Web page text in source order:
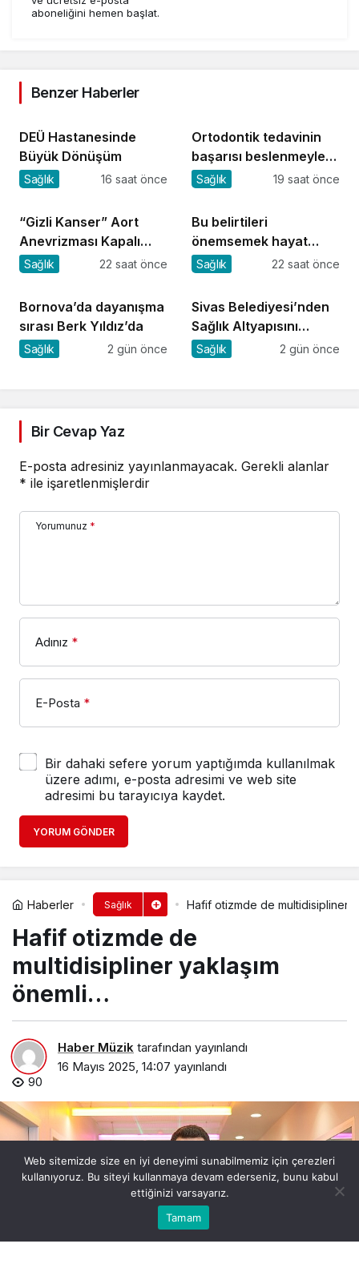
aboneliğini hemen başlat.
Benzer Haberler
DEÜ Hastanesinde
Büyük Dönüşüm
Sağlık 16 saat önce
Ortodontik tedavinin
başarısı beslenmeyle
başlar!
Sağlık 19 saat önce
“Gizli Kanser” Aort
Anevrizması Kapalı
Yöntemle Tedavi Edildi
Sağlık 22 saat önce
Bu belirtileri
önemsemek hayat
kurtarıyor
Sağlık 22 saat önce
Bornova’da dayanışma
sırası Berk Yıldız’da
Sağlık 2 gün önce
Sivas Belediyesi’nden
Sağlık Altyapısını
Güçlendirecek Yatırım
Sağlık 2 gün önce
Bir Cevap Yaz
E-posta adresiniz yayınlanmayacak. Gerekli alanlar
* ile işaretlenmişlerdir
Yorumunuz *
Adınız *
E-Posta *
Bir dahaki sefere yorum yaptığımda kullanılmak
üzere adımı, e-posta adresimi ve web site
adresimi bu tarayıcıya kaydet.
YORUM GÖNDER
Haberler Sağlık Hafif otizmde de multidisipliner
Hafif otizmde de
multidisipliner yaklaşım
önemli…
Haber Müzik tarafından yayınlandı
16 Mayıs 2025, 14:07 yayınlandı
90
Bu web sitesinde en iyi deneyimi yaşamanızı sağlamak
Hesabım
0
Web sitemizde size en iyi deneyimi sunabilmemiz için çerezleri
kullanıyoruz. Bu siteyi kullanmaya devam ederseniz, bunu kabul
ettiğinizi varsayarız.
Tamam